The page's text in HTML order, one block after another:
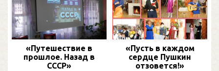
«Путешествие в
прошлое. Назад в
СССР»
«Пусть в каждом
сердце Пушкин
отзовется!»